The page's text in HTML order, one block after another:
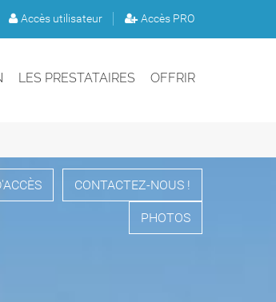
Accès utilisateur Accès PRO
LES PRESTATAIRES OFFRIR
CONTACTEZ-NOUS !
PHOTOS